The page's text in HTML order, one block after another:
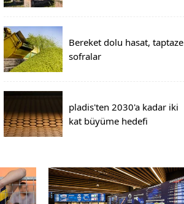
Bereket dolu hasat, taptaze
sofralar
pladis'ten 2030'a kadar iki
kat büyüme hedefi